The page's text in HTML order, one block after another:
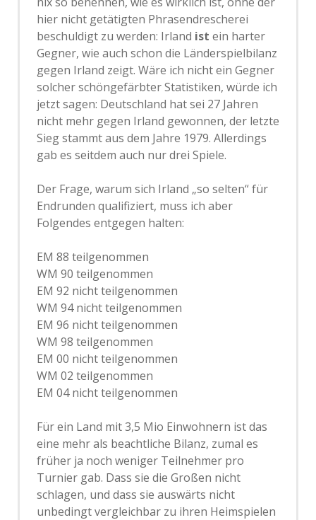
hier nicht getätigten Phrasendrescherei
beschuldigt zu werden: Irland ist ein harter
Gegner, wie auch schon die Länderspielbilanz
gegen Irland zeigt. Wäre ich nicht ein Gegner
solcher schöngefärbter Statistiken, würde ich
jetzt sagen: Deutschland hat sei 27 Jahren
nicht mehr gegen Irland gewonnen, der letzte
Sieg stammt aus dem Jahre 1979. Allerdings
gab es seitdem auch nur drei Spiele.
Der Frage, warum sich Irland „so selten“ für
Endrunden qualifiziert, muss ich aber
Folgendes entgegen halten:
EM 88 teilgenommen
WM 90 teilgenommen
EM 92 nicht teilgenommen
WM 94 nicht teilgenommen
EM 96 nicht teilgenommen
WM 98 teilgenommen
EM 00 nicht teilgenommen
WM 02 teilgenommen
EM 04 nicht teilgenommen
Für ein Land mit 3,5 Mio Einwohnern ist das
eine mehr als beachtliche Bilanz, zumal es
früher ja noch weniger Teilnehmer pro
Turnier gab. Dass sie die Großen nicht
schlagen, und dass sie auswärts nicht
unbedingt vergleichbar zu ihren Heimspielen